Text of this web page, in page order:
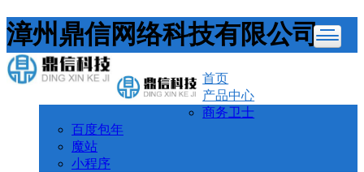
漳州鼎信网络科技有限公司
首页
产品中心
商务卫士
百度包年
魔站
小程序